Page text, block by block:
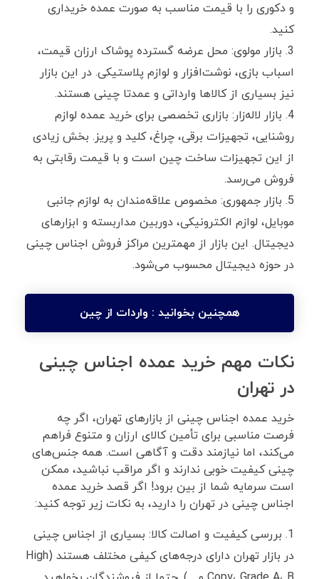
و دکوری را با قیمت مناسب به ‌صورت عمده خریداری
کنید.
بازار مولوی: محل عرضه گسترده پوشاک ارزان قیمت،
اسباب ‌بازی، نوشت‌افزار و لوازم پلاستیکی. در این بازار
نیز بسیاری از کالاها وارداتی و عمدتا چینی هستند.
بازار لاله‌زار: بازاری تخصصی برای خرید عمده لوازم
روشنایی، تجهیزات برقی، چراغ، کلید و پریز. بخش زیادی
از این تجهیزات ساخت چین است و با قیمت رقابتی به
فروش می‌رسد.
بازار جمهوری: مخصوص علاقه‌مندان به لوازم جانبی
موبایل، لوازم الکترونیکی، دوربین مداربسته و ابزارهای
دیجیتال. این بازار از مهمترین مراکز فروش اجناس چینی
در حوزه دیجیتال محسوب می‌شود.
همچنین بخوانید : واردات از چین
نکات مهم خرید عمده اجناس چینی
در تهران
خرید عمده اجناس چینی از بازارهای تهران، اگر چه
فرصت مناسبی برای تأمین کالای ارزان و متنوع فراهم
می‌کند، اما نیازمند دقت و آگاهی است. همه جنس‌های
چینی کیفیت خوبی ندارند و اگر مراقب نباشید، ممکن
است سرمایه شما از بین برود! اگر قصد خرید عمده
اجناس چینی در تهران را دارید، به نکات زیر توجه کنید:
بررسی کیفیت و اصالت کالا: بسیاری از اجناس چینی
در بازار تهران دارای درجه‌های کیفی مختلف هستند (High